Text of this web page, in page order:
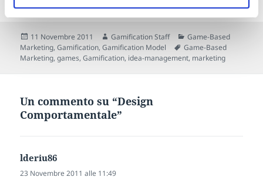
Scritto
il
11 Novembre 2011 Autore
Gamification Staff Categorie
Game-Based
Marketing,Gamification,Gamification Model Tag
Game-Based
Marketing,games,Gamification, idea-management, marketing
Un commento su “Design
Comportamentale”
lderiu86
detto:
23 Novembre 2011 alle 11:49